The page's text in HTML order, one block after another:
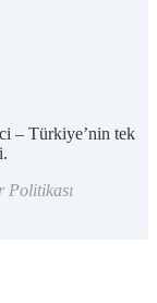
– Türkiye’nin tek
Politikası